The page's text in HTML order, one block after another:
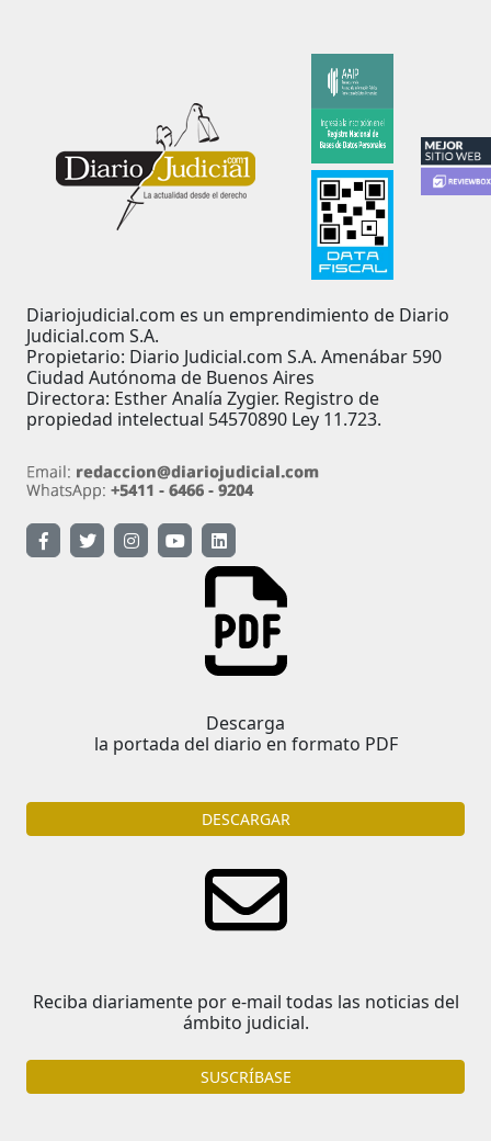
Diariojudicial.com es un emprendimiento de Diario
Judicial.com S.A.
Propietario: Diario Judicial.com S.A. Amenábar 590
Ciudad Autónoma de Buenos Aires
Directora: Esther Analía Zygier. Registro de
propiedad intelectual 54570890 Ley 11.723.
Descarga
la portada del diario en formato PDF
DESCARGAR
Reciba diariamente por e-mail todas las noticias del
ámbito judicial.
SUSCRÍBASE